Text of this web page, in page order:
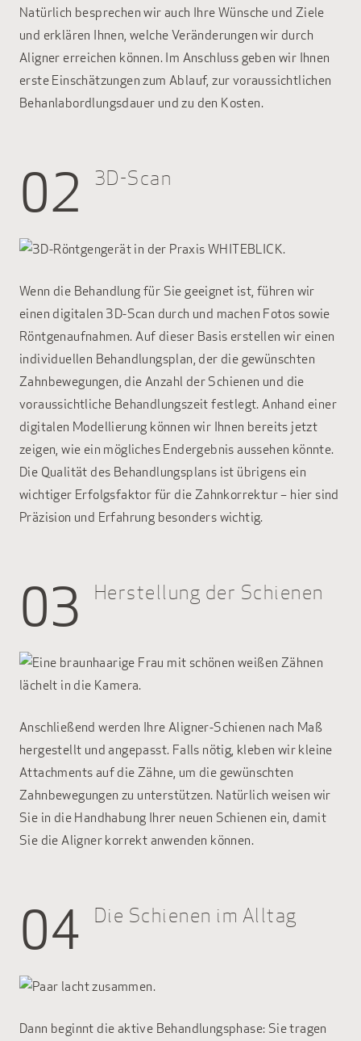
Natürlich besprechen wir auch Ihre Wünsche und Ziele
und erklären Ihnen, welche Veränderungen wir durch
Aligner erreichen können. Im Anschluss geben wir Ihnen
erste Einschätzungen zum Ablauf, zur voraussichtlichen
Behanlabordlungsdauer und zu den Kosten.
02 3D-Scan
Wenn die Behandlung für Sie geeignet ist, führen wir
einen digitalen 3D-Scan durch und machen Fotos sowie
Röntgenaufnahmen. Auf dieser Basis erstellen wir einen
individuellen Behandlungsplan, der die gewünschten
Zahnbewegungen, die Anzahl der Schienen und die
voraussichtliche Behandlungszeit festlegt. Anhand einer
digitalen Modellierung können wir Ihnen bereits jetzt
zeigen, wie ein mögliches Endergebnis aussehen könnte.
Die Qualität des Behandlungsplans ist übrigens ein
wichtiger Erfolgsfaktor für die Zahnkorrektur – hier sind
Präzision und Erfahrung besonders wichtig.
03 Herstellung der Schienen
Anschließend werden Ihre Aligner-Schienen nach Maß
hergestellt und angepasst. Falls nötig, kleben wir kleine
Attachments auf die Zähne, um die gewünschten
Zahnbewegungen zu unterstützen. Natürlich weisen wir
Sie in die Handhabung Ihrer neuen Schienen ein, damit
Sie die Aligner korrekt anwenden können.
04 Die Schienen im Alltag
Dann beginnt die aktive Behandlungsphase: Sie tragen